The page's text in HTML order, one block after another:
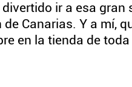
ir a esa gran
Canarias. Y a mí,
en la tienda de